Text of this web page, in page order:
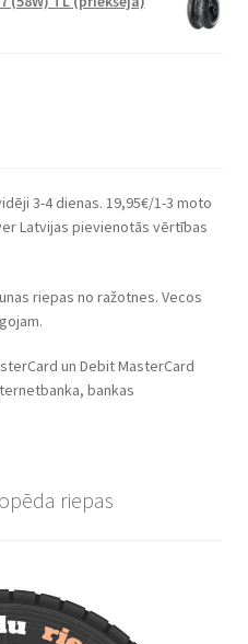
3-4 dienas. 19,95€/1-3 moto
Latvijas pievienotās vērtības
riepas no ražotnes. Vecos
un Debit MasterCard
bankas
riepas